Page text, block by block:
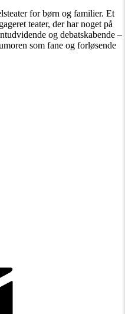
for børn og familier. Et
teater, der har noget på
og debatskabende –
som fane og forløsende